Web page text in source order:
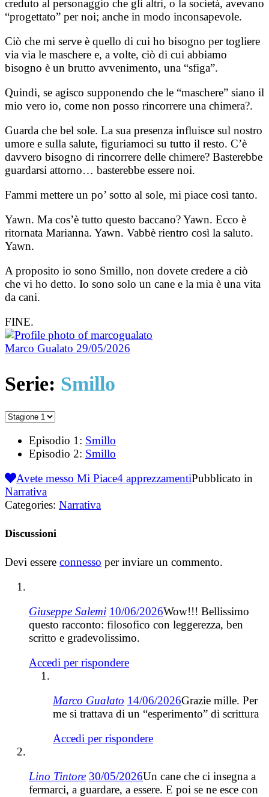
creduto al personaggio che gli altri, o la società, avevano
“progettato” per noi; anche in modo inconsapevole.
Ciò che mi serve è quello di cui ho bisogno per togliere
via via le maschere e, a volte, ciò di cui abbiamo
bisogno è un brutto avvenimento, una “sfiga”.
Quindi, se agisco supponendo che le “maschere” siano il
mio vero io, come non posso rincorrere una chimera?.
Guarda che bel sole. La sua presenza influisce sul nostro
umore e sulla salute, figuriamoci su tutto il resto. C’è
davvero bisogno di rincorrere delle chimere? Basterebbe
guardarsi attorno… basterebbe essere noi.
Fammi mettere un po’ sotto al sole, mi piace così tanto.
Yawn. Ma cos’è tutto questo baccano? Yawn. Ecco è
ritornata Marianna. Yawn. Vabbè rientro così la saluto.
Yawn.
A proposito io sono Smillo, non dovete credere a ciò
che vi ho detto. Io sono solo un cane e la mia è una vita
da cani.
FINE.
Marco Gualato 29/05/2026
Serie: Smillo
Episodio 1: Smillo
Episodio 2: Smillo
Avete messo Mi Piace4 apprezzamentiPubblicato in
Narrativa
Categories: Narrativa
Discussioni
Devi essere connesso per inviare un commento.
Giuseppe Salemi 10/06/2026Wow!!! Bellissimo
questo racconto: filosofico con leggerezza, ben
scritto e gradevolissimo.
Accedi per rispondere
Marco Gualato 14/06/2026Grazie mille. Per
me si trattava di un “esperimento” di scrittura
Accedi per rispondere
Lino Tintore 30/05/2026Un cane che ci insegna a
fermarci, a guardare, a essere. E poi se ne esce con